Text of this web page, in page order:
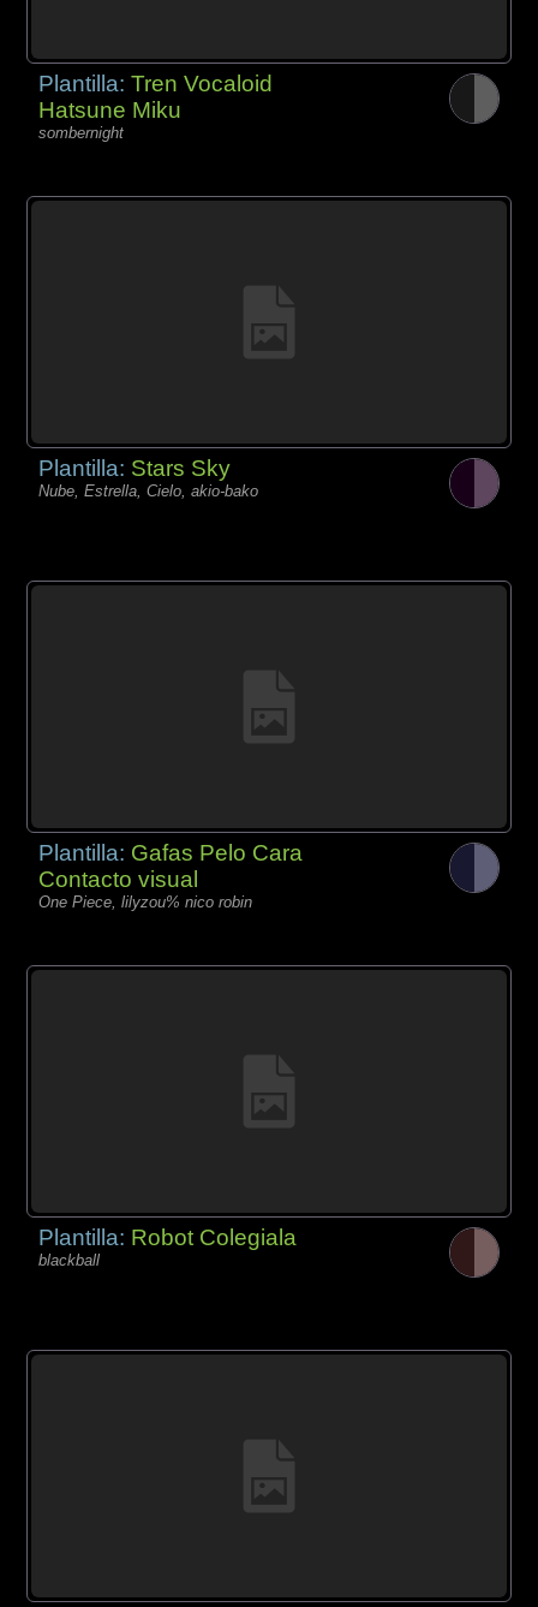
Plantilla:Tren Vocaloid
Hatsune Miku
sombernight
Plantilla: Stars Sky
Nube, Estrella, Cielo, akio-bako
Plantilla: Gafas Pelo Cara
Contacto visual
One Piece, lilyzou% nico robin
Plantilla: Robot Colegiala
blackball